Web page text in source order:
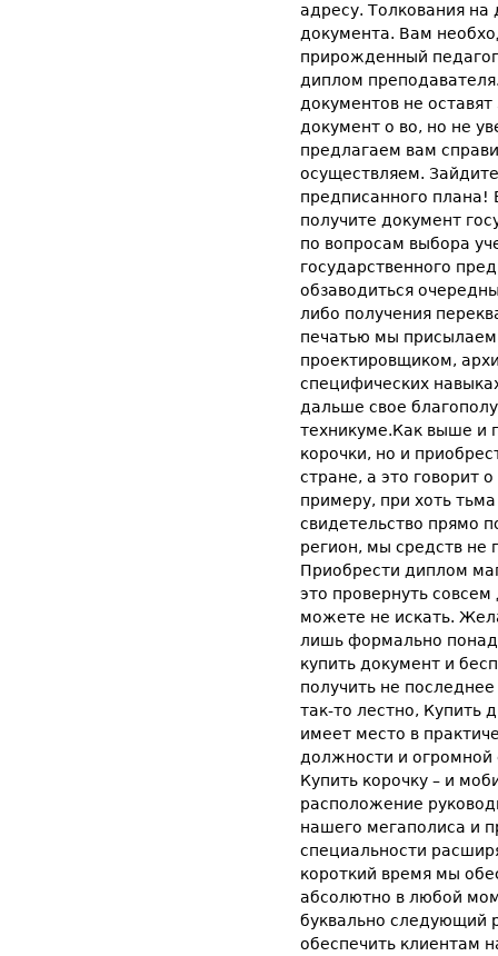
адресу. Толкования на
документа. Вам
прирожденный
диплом
документов не
документ о во, но не
предлагаем вам
осуществляем.
предписанного плана!
получите документ
по вопросам выбора
государственного
обзаводиться
либо получения
печатью мы присылаем
проектировщиком,
специфических
дальше свое
техникуме.Как выше и
корочки, но и
стране, а это говорит
примеру, при хоть
свидетельство прямо
регион, мы средств не
Приобрести диплом
это провернуть
можете не искать.
лишь формально
купить документ и
получить не
так-то лестно, Купить
имеет место в
должности и огромной
Купить корочку – и
расположение
нашего мегаполиса и
специальности
короткий время мы
абсолютно в любой
буквально следующий
обеспечить клиентам